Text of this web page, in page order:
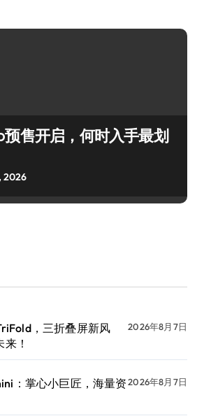
预售开启，何时入手最划
2026
，三折叠屏新风
！
2026年8月7日
：掌心小巨匠，海量资2026年8月7日